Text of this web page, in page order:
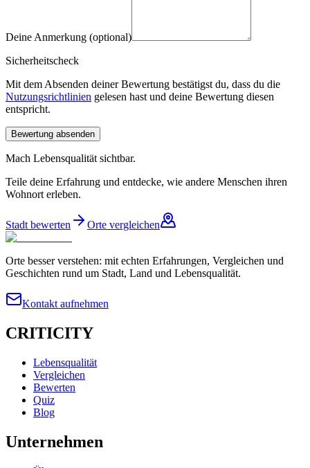
Deine Anmerkung (optional)
Sicherheitscheck
Mit dem Absenden deiner Bewertung bestätigst du, dass du die
Nutzungsrichtlinien gelesen hast und deine Bewertung diesen
entspricht.
Bewertung absenden
Mach Lebensqualität sichtbar.
Teile deine Erfahrung und entdecke, wie andere Menschen ihren
Wohnort erleben.
Stadt bewerten Orte vergleichen
Orte besser verstehen: mit echten Erfahrungen, Vergleichen und
Geschichten rund um Stadt, Land und Lebensqualität.
Kontakt aufnehmen
CRITICITY
Lebensqualität
Vergleichen
Bewerten
Quiz
Blog
Unternehmen